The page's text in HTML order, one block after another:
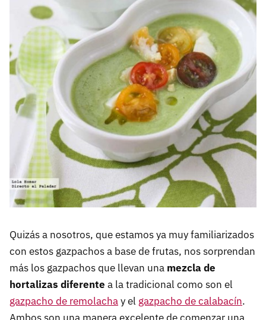
Quizás a nosotros, que estamos ya muy familiarizados
con estos gazpachos a base de frutas, nos sorprendan
más los gazpachos que llevan una mezcla de
hortalizas diferente a la tradicional como son el
gazpacho de remolachay el gazpacho de calabacín.